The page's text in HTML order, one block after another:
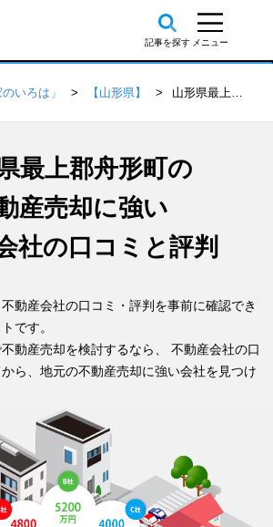
いろは」 【山形県】 山形県最上郡舟形町の不動産会社 口コミ・評判一覧
最上郡舟形町の
産売却に強い
社の口コミと評判
不動産会社の口コミ・評判を事前に確認でき
です。
動産売却を検討するなら、 不動産会社の口
ら、地元の不動産売却に強い会社を見つけ